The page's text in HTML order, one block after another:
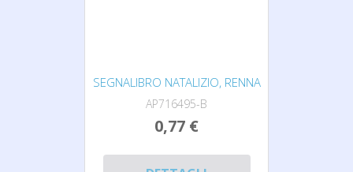
SEGNALIBRO NATALIZIO, RENNA
AP716495-B
0,77 €